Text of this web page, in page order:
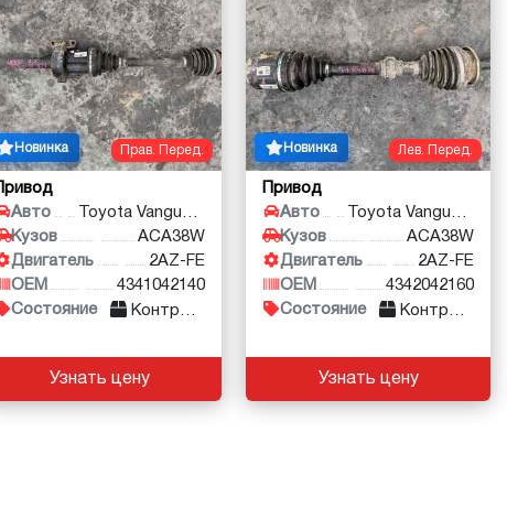
Прав. Перед.
Новинка
Привод
Авто
Toyota Vanguard
Кузов
ACA38W
Двигатель
2AZ-FE
OEM
4341042140
Состояние
Контракт
Узнать цену
Лев. Перед.
Новинка
Привод
Авто
Toyota Vanguard
Кузов
ACA38W
Двигатель
2AZ-FE
OEM
4342042160
Состояние
Контракт
Узнать цену